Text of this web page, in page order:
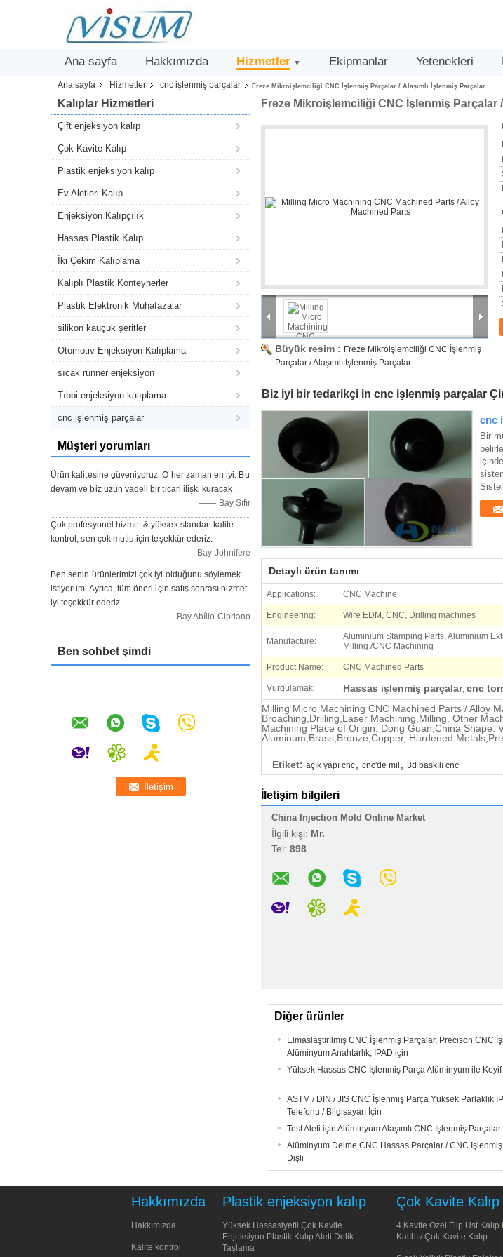
Ana sayfa Hakkımızda Hizmetler ▼ Ekipmanlar Yetenekleri
Ana sayfa Hizmetler cnc işlenmiş parçalar Freze Mikroişlemciliği CNC İşlenmiş Parçalar / Alaşımlı İşlenmiş Parçalar
Kalıplar Hizmetleri
Çift enjeksiyon kalıp
Çok Kavite Kalıp
Plastik enjeksiyon kalıp
Ev Aletleri Kalıp
Enjeksiyon Kalıpçılık
Hassas Plastik Kalıp
İki Çekim Kalıplama
Kalıplı Plastik Konteynerler
Plastik Elektronik Muhafazalar
silikon kauçuk şeritler
Otomotiv Enjeksiyon Kalıplama
sıcak runner enjeksiyon
Tıbbi enjeksiyon kalıplama
cnc işlenmiş parçalar
Müşteri yorumları
Ürün kalitesine güveniyoruz. O her zaman en iyi. Bu
devam ve biz uzun vadeli bir ticari ilişki kuracak.
—— Bay Sıfır
Çok profesyonel hizmet & yüksek standart kalite
kontrol, sen çok mutlu için teşekkür ederiz.
—— Bay Johnifere
Ben senin ürünlerimizi çok iyi olduğunu söylemek
istiyorum. Ayrıca, tüm öneri için satış sonrası hizmet
iyi teşekkür ederiz.
—— Bay Abílio Cipriano
Ben sohbet şimdi
Freze Mikroişlemciliği CNC İşlenmiş Parçalar
Büyük resim : Freze Mikroişlemciliği CNC İşlenmiş
Parçalar / Alaşımlı İşlenmiş Parçalar
Biz iyi bir tedarikçi in cnc işlenmiş parçalar
cnc
Bir
Detaylı ürün tanımı
Applications: CNC Machine
Engineering: Wire EDM, CNC, Drilling machines
Manufacture:
Aluminium Stamping Parts, Aluminium
Milling /CNC Machining
Product Name: CNC Machined Parts
Vurgulamak: Hassas işlenmiş parçalar, cnc
Milling Micro Machining CNC Machined Parts / Alloy
Broaching,Drilling,Laser Machining,Milling, Other
Machining Place of Origin: Dong Guan,China Shape:
Aluminum,Brass,Bronze,Copper, Hardened
Etiket: açık yapı cnc, cnc'de mil , 3d baskılı cnc
İletişim bilgileri
China Injection Mold Online Market
İlgili kişi: Mr.
Tel: 898
Diğer ürünler
Elmaslaştırılmış CNC İşlenmiş Parçalar, Precison CNC
Alüminyum Anahtarlık, IPAD için
Yüksek Hassas CNC İşlenmiş Parça Alüminyum ile Keyif
ASTM / DIN / JIS CNC İşlenmiş Parça Yüksek Parlaklık
Telefonu / Bilgisayarı İçin
Test Aleti için Alüminyum Alaşımlı CNC İşlenmiş
Alüminyum Delme CNC Hassas Parçalar / CNC
Dişli
Hakkımızda
Hakkımızda
Kalite kontrol
Plastik enjeksiyon kalıp
Yüksek Hassasiyetli Çok Kavite
Enjeksiyon Plastik Kalıp Aleti Delik
Taşlama
Çok Kavite Kalıp
4 Kavite Özel Flip Üst Kalıp
Kalıbı / Çok Kavite Kalıp